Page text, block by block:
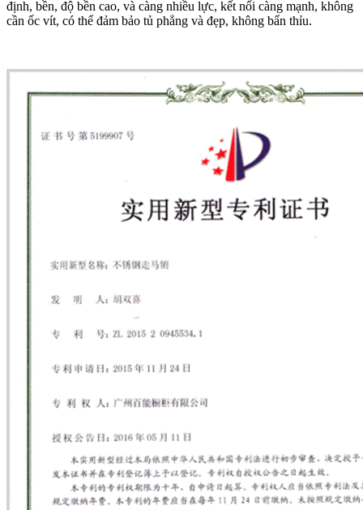
định, bền, độ bền cao, và càng nhiều lực, kết nối càng mạnh, không
cần ốc vít, có thể đảm bảo tủ phẳng và đẹp, không bẩn thỉu.